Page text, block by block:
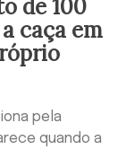
de 100
caça em
pela
quando a